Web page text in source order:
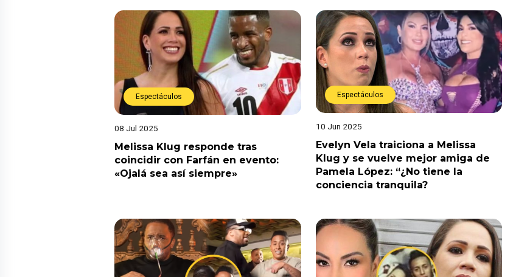
Espectáculos
08 Jul 2025
Melissa Klug responde tras
coincidir con Farfán en evento:
«Ojalá sea así siempre»
Espectáculos
10 Jun 2025
Evelyn Vela traiciona a Melissa
Klug y se vuelve mejor amiga de
Pamela López: “¿No tiene la
conciencia tranquila?